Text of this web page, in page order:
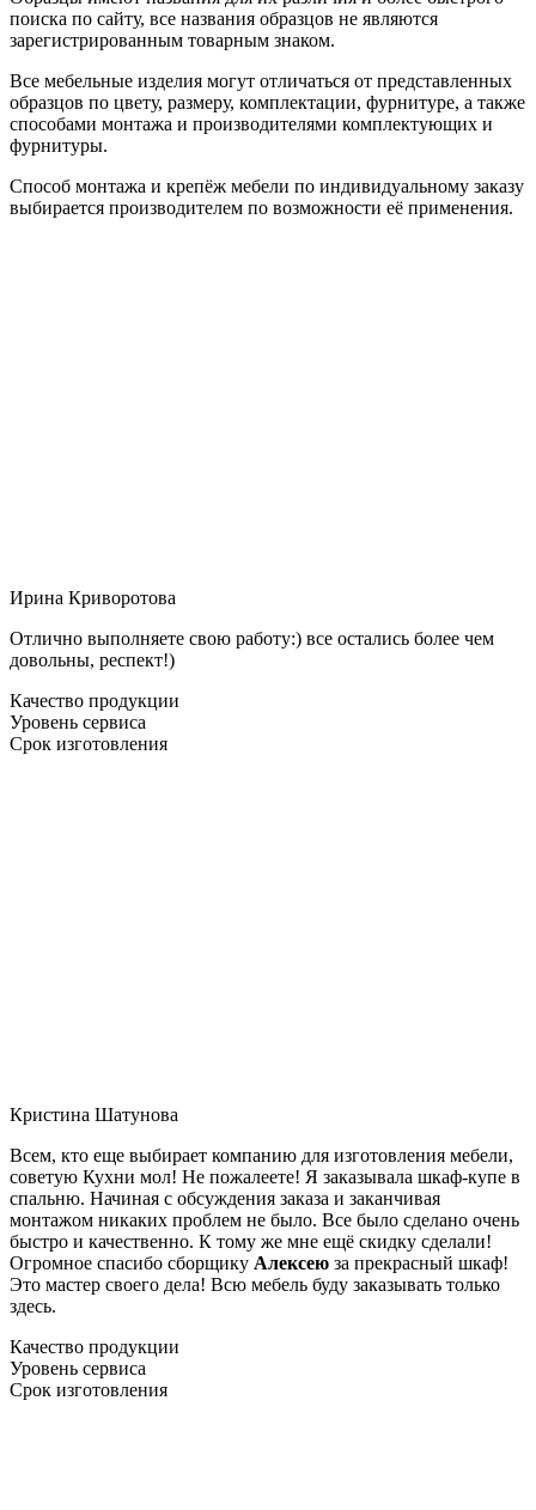
поиска по сайту, все названия образцов не являются
зарегистрированным товарным знаком.
Все мебельные изделия могут отличаться от представленных
образцов по цвету, размеру, комплектации, фурнитуре, а также
способами монтажа и производителями комплектующих и
фурнитуры.
Способ монтажа и крепёж мебели по индивидуальному заказу
выбирается производителем по возможности её применения.
Ирина Криворотова
Отлично выполняете свою работу:) все остались более чем
довольны, респект!)
Качество продукции
Уровень сервиса
Срок изготовления
Кристина Шатунова
Всем, кто еще выбирает компанию для изготовления мебели,
советую Кухни мол! Не пожалеете! Я заказывала шкаф-купе в
спальню. Начиная с обсуждения заказа и заканчивая
монтажом никаких проблем не было. Все было сделано очень
быстро и качественно. К тому же мне ещё скидку сделали!
Огромное спасибо сборщику Алексею за прекрасный шкаф!
Это мастер своего дела! Всю мебель буду заказывать только
здесь.
Качество продукции
Уровень сервиса
Срок изготовления